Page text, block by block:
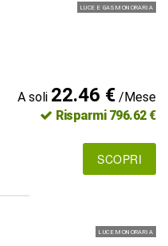
LUCE E GAS MONORARIA
A soli 22.46 €/Mese
Risparmi 796.62 €
SCOPRI
LUCE MONORARIA